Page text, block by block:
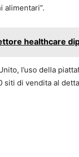
alimentari”.
healthcare
l’uso della
siti di vendita al